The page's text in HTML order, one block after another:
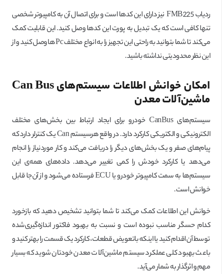
ردیاب FMB225 نیز دارای این کدها است و برای اتصال آن به کامپیوتر شخصی
تنها کافی است که یک تبدیل به پورت این کدها وصل کنید. این قابلیت کمک
می‌کند تا شما بتوانید به راحتی این تجهیز را به انواع مختلف Pc ها وصل کنید و از
این نظر محدودیتی نداشته باشید.
امکان خوانش اطلاعات سیستم‌هایCan Bus
ماشین‌آلات معدن
سیستم‌های CanBus خودرو برای ایجاد ارتباط بین بخش‌های مختلف
الکترونیکی و الکتریکی کارکرد دارد. در واقع هرسیستم Can یک کنترلر دارد که
پیام‌های صفر و یک بخش‌های دیگر را دریافت می‌کند و کار موردنیاز را انجام
می‌دهد یا کارکرد خودش را کمی تغییر می‌دهد. داده‌های همه‌ی این
سیستم‌ها به سمت کامپیوتر خودرو یا ECU فرستاده می‌شود و از آن‌جا قابل
خوانش است.
خوانش این اطلاعات کمک می‌کند تا شما بتوانید تشخیص دهید که بازخورد
کدام حسگر مناسب نبوده است و نسبت به بهبود فاکتور اندازه‌گیری‌شده
توسط آن اقدام کنید یا اینکه باتعویض قطعات، کارکرد یک قسمت را بهتر کنید و
باعث بهبود کلی عملکرد سیستم ماشین‌آلات معدن خودتان شوید که بسیار
مهم و اثرگذار به شمار می‌آید.